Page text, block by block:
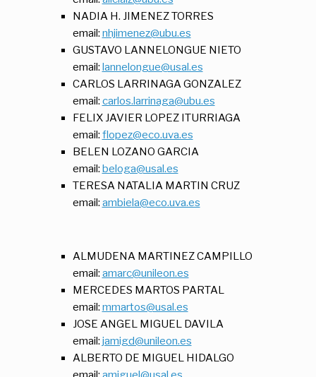
NADIA H. JIMENEZ TORRES
email: nhjimenez@ubu.es
GUSTAVO LANNELONGUE NIETO
email: lannelongue@usal.es
CARLOS LARRINAGA GONZALEZ
email: carlos.larrinaga@ubu.es
FELIX JAVIER LOPEZ ITURRIAGA
email: flopez@eco.uva.es
BELEN LOZANO GARCIA
email: beloga@usal.es
TERESA NATALIA MARTIN CRUZ
email: ambiela@eco.uva.es
ALMUDENA MARTINEZ CAMPILLO
email: amarc@unileon.es
MERCEDES MARTOS PARTAL
email: mmartos@usal.es
JOSE ANGEL MIGUEL DAVILA
email: jamigd@unileon.es
ALBERTO DE MIGUEL HIDALGO